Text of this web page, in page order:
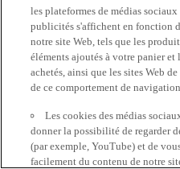
les plateformes de médias
publicités s'affichent en fonction
notre site Web, tels que les
éléments ajoutés à votre panier et
achetés, ainsi que les sites Web
de ce comportement de navigation.
Les cookies des médias
donner la possibilité de regarder
(par exemple, YouTube) et de
facilement du contenu de notre